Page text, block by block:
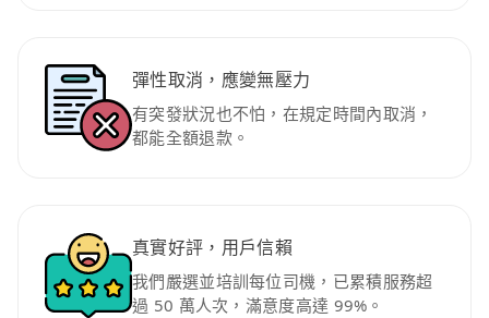
彈性取消，應變無壓力
有突發狀況也不怕，在規定時間內取消，
都能全額退款。
真實好評，用戶信賴
我們嚴選並培訓每位司機，已累積服務超
過 50 萬人次，滿意度高達 99%。